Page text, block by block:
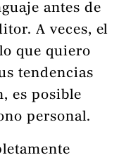
antes de
A veces, el
que quiero
tendencias
es posible
personal.